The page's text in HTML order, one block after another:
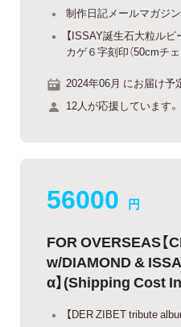
制作日記メールマガジ
【ISSAY誕生石大粒ル
カゲ６字刻印（50cmチ
2024年06月 にお届け予
12人が応援しています。
56000 円
FOR OVERSEAS【
w/DIAMOND &
α】(Shipping Cost
【DER ZIBET tribute